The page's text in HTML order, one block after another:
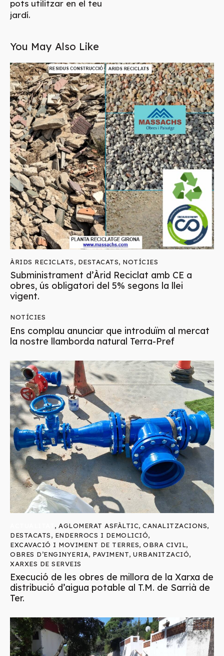
pots utilitzar en el teu
jardí.
You May Also Like
ÀRIDS RECICLATS, DESTACATS, NOTÍCIES
Subministrament d’Àrid Reciclat amb CE a
obres, ús obligatori del 5% segons la llei
vigent.
NOTÍCIES
Ens complau anunciar que introduïm al mercat
la nostre llamborda natural Terra-Pref
, AGLOMERAT ASFÀLTIC, CANALITZACIONS,
DESTACATS, ENDERROCS I DEMOLICIÓ,
EXCAVACIÓ I MOVIMENT DE TERRES, OBRA CIVIL,
OBRES D’ENGINYERIA, PAVIMENT, URBANITZACIÓ,
XARXES DE SERVEIS
Execució de les obres de millora de la Xarxa de
distribució d’aigua potable al T.M. de Sarrià de
Ter.